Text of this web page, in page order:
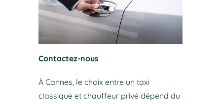
Contactez-nous
À Cannes, le choix entre un taxi
classique et chauffeur privé dépend du